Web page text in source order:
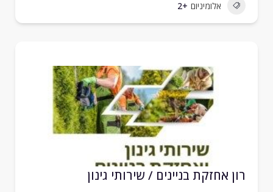
אלומיניום +2
אחזקת בניינים / שירותי גינון